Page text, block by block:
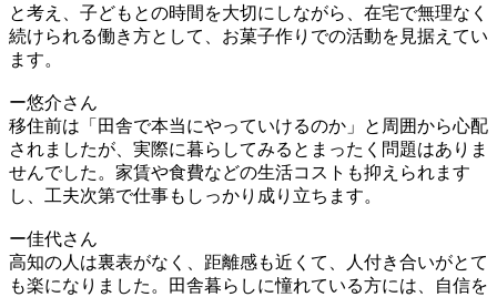
と考え、子どもとの時間を大切にしながら、在宅で無理なく
続けられる働き方として、お菓子作りでの活動を見据えてい
ます。
ー悠介さん
移住前は「田舎で本当にやっていけるのか」と周囲から心配
されましたが、実際に暮らしてみるとまったく問題はありま
せんでした。家賃や食費などの生活コストも抑えられます
し、工夫次第で仕事もしっかり成り立ちます。
ー佳代さん
高知の人は裏表がなく、距離感も近くて、人付き合いがとて
も楽になりました。田舎暮らしに憧れている方には、自信を